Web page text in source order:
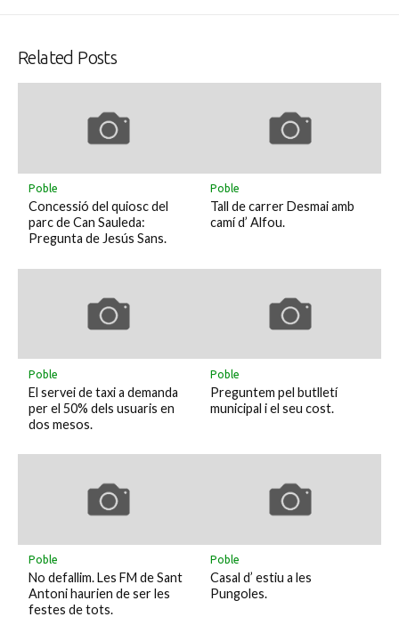
Related Posts
Poble
Concessió del quiosc del
parc de Can Sauleda:
Pregunta de Jesús Sans.
Poble
Tall de carrer Desmai amb
camí d’ Alfou.
Poble
El servei de taxi a demanda
per el 50% dels usuaris en
dos mesos.
Poble
Preguntem pel butlletí
municipal i el seu cost.
Poble
No defallim. Les FM de Sant
Antoni haurien de ser les
festes de tots.
Poble
Casal d’ estiu a les
Pungoles.